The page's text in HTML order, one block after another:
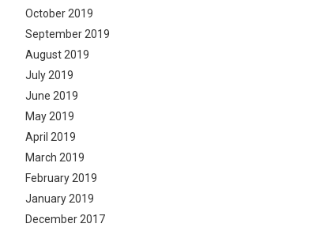
October 2019
September 2019
August 2019
July 2019
June 2019
May 2019
April 2019
March 2019
February 2019
January 2019
December 2017